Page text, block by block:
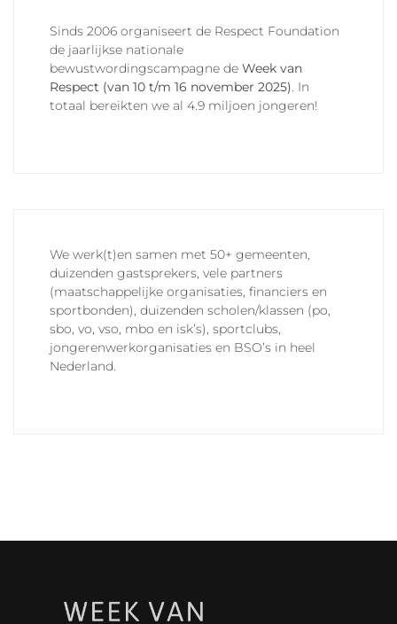
Sinds 2006 organiseert de Respect Foundation
de jaarlijkse nationale
bewustwordingscampagne de Week van
Respect (van 10 t/m 16 november 2025). In
totaal bereikten we al 4.9 miljoen jongeren!
We werk(t)en samen met 50+ gemeenten,
duizenden gastsprekers, vele partners
(maatschappelijke organisaties, financiers en
sportbonden), duizenden scholen/klassen (po,
sbo, vo, vso, mbo en isk’s), sportclubs,
jongerenwerkorganisaties en BSO’s in heel
Nederland.